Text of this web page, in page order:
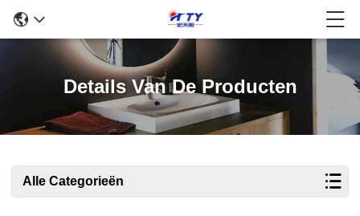
Details Van De Producten
Alle Categorieën